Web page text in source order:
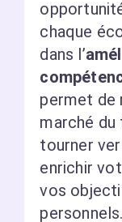
chaque
dans l’
permet
marché du
tourner
enrichir
vos
personnels.